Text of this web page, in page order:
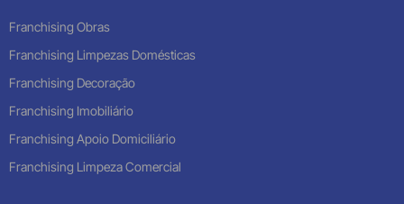
Franchising Obras
Franchising Limpezas Domésticas
Franchising Decoração
Franchising Imobiliário
Franchising Apoio Domiciliário
Franchising Limpeza Comercial